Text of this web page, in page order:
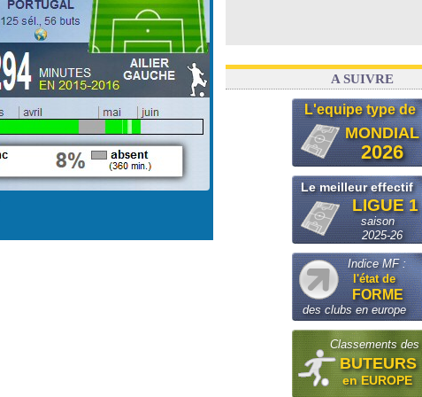
A SUIVRE
L'equipe type de
MONDIAL
2026
Le meilleur effectif
LIGUE 1
saison
2025-26
Indice MF :
l'état de
FORME
des clubs en europe
Classements des
BUTEURS
en EUROPE